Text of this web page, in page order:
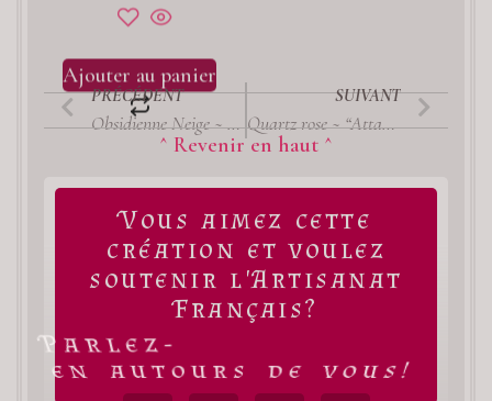
Ajouter au panier
PRÉCÉDENT
Obsidienne Neige ~ “Intégrité” / Pierre roulée (moyen calibre)
SUIVANT
Quartz rose ~ “Attachement” / Pierre roulée (petit calibre)
^ Revenir en haut ^
Vous aimez cette
création et voulez
soutenir l'Artisanat
Français?
Parlez-
en autours de vous!